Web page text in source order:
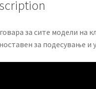
за сите модели на
за подесување и